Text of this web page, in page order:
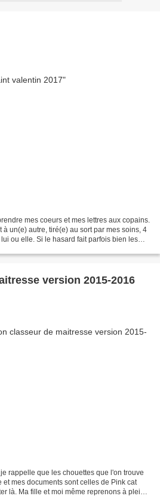
mes coeurs et mes lettres aux copains.
un(e) autre, tiré(e) au sort par mes soins, 4
ou elle. Si le hasard fait parfois bien les
version 2015-2016
rappelle que les chouettes que l'on trouve
mes documents sont celles de Pink cat
là. Ma fille et moi même reprenons à plein